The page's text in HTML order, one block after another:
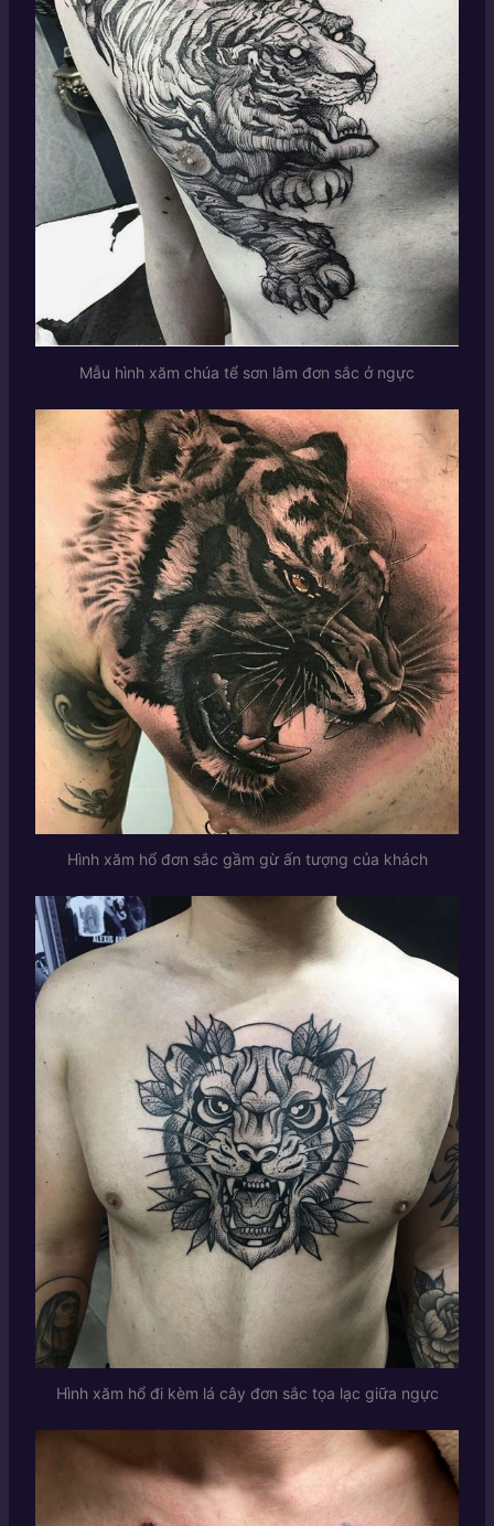
Mẫu hình xăm chúa tể sơn lâm đơn sắc ở ngực
Hình xăm hổ đơn sắc gầm gừ ấn tượng của khách
Hình xăm hổ đi kèm lá cây đơn sắc tọa lạc giữa ngực